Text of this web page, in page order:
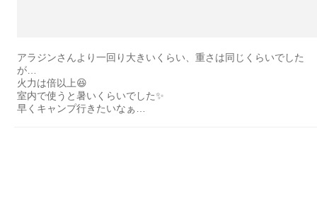
アラジンさんより一回り大きいくらい、重さは同じくらいでした
が…
火力は倍以上😆
室内で使うと暑いくらいでした✨
早くキャンプ行きたいなぁ…